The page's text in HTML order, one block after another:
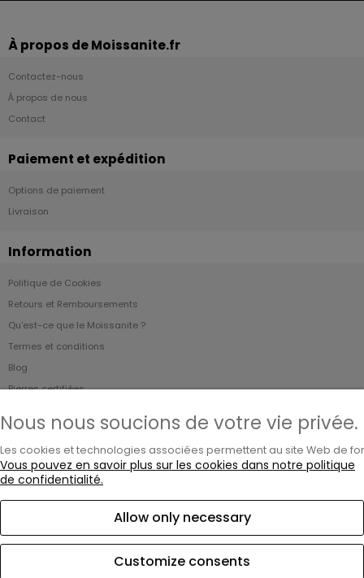
À propos de Moissanite.fr
Contactez-nous
À propos de nous
Contact
Paiement et expédition
Options de paiement
Livraison
Information
Politique de Cookies
Retours et Remboursements
Qu'est-ce que le Moissanite ?
Termes et conditions
Blog
Pierres certifiées
Gravure
Emballage gratuit
Service client: contact@moissanite.fr
Du lundi au vendredi de 10h00 à 17h00
Nous nous soucions de votre vie privée.
Les cookies et technologies associées permettent au site Web de
Vous pouvez en savoir plus sur les cookies dans notre politique
de confidentialité.
Allow only necessary
Customize consents